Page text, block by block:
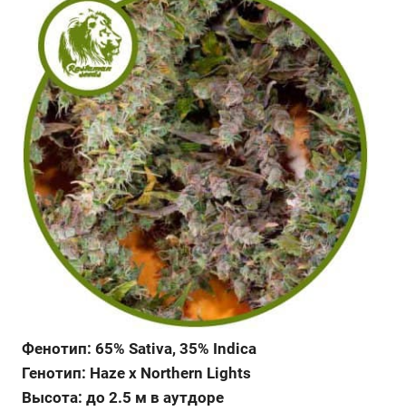
Фенотип: 65% Sativa, 35% Indica
Генотип: Haze x Northern Lights
Высота: до 2.5 м в аутдоре